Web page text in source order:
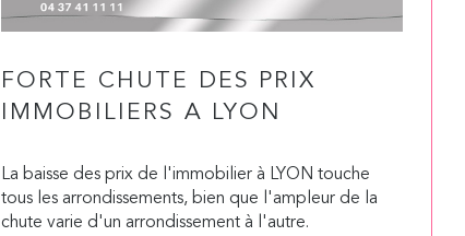
FORTE CHUTE DES PRIX
IMMOBILIERS A LYON
La baisse des prix de l'immobilier à LYON touche
tous les arrondissements, bien que l'ampleur de la
chute varie d'un arrondissement à l'autre.